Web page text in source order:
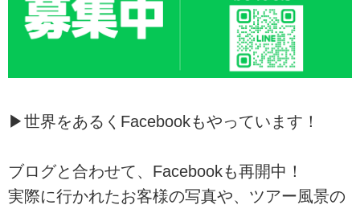
▶世界をあるくFacebookもやっています！
ブログと合わせて、Facebookも再開中！
実際に行かれたお客様の写真や、ツアー風景の